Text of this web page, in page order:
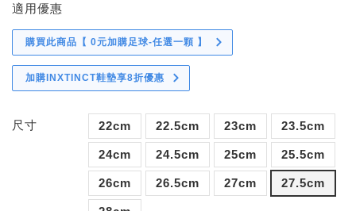
適用優惠
購買此商品【 0元加購足球-任選一顆 】
加購INXTINCT鞋墊享8折優惠
尺寸 22cm 22.5cm 23cm 23.5cm
24cm 24.5cm 25cm 25.5cm
26cm 26.5cm 27cm 27.5cm